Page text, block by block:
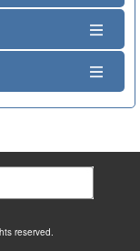
reserved.